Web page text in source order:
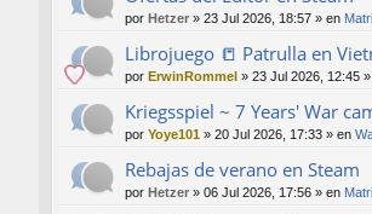
por Hetzer » 23 Jul 2026, 18:57 » en
Librojuego 📒 Patrulla en
por ErwinRommel » 23 Jul 2026, 12:45
Kriegsspiel ~ 7 Years' War
por Yoye101 » 20 Jul 2026, 17:33 » en
Rebajas de verano en Steam
por Hetzer » 06 Jul 2026, 17:56 » en